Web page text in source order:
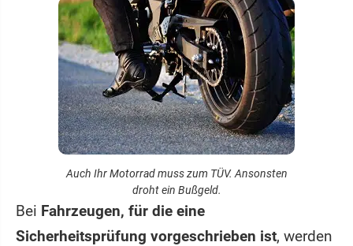
Auch Ihr Motorrad muss zum TÜV. Ansonsten
droht ein Bußgeld.
Bei Fahrzeugen, für die eine
Sicherheitsprüfung vorgeschrieben ist, werden